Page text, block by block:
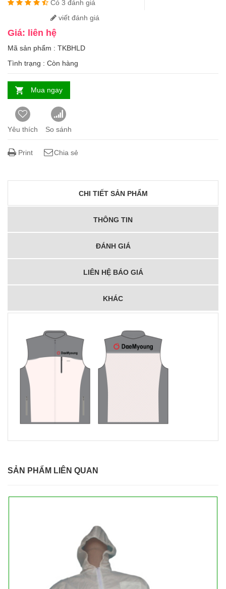
Có 3 đánh giá
viết đánh giá
Giá: liên hệ
Mã sản phẩm : TKBHLD
Tình trạng : Còn hàng
Mua ngay
Yêu thích So sánh
Print Chia sẻ
CHI TIẾT SẢN PHẨM
THÔNG TIN
ĐÁNH GIÁ
LIÊN HỆ BÁO GIÁ
KHÁC
SẢN PHẨM LIÊN QUAN